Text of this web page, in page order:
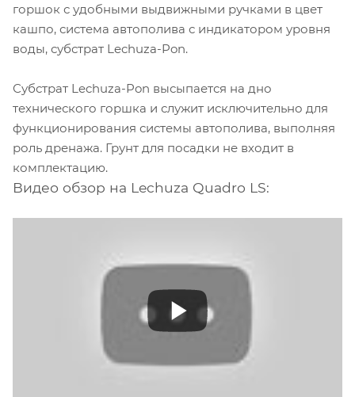
горшок с удобными выдвижными ручками в цвет
кашпо, система автополива с индикатором уровня
воды, субстрат Lechuza-Pon.
Субстрат Lechuza-Pon высыпается на дно
технического горшка и служит исключительно для
функционирования системы автополива, выполняя
роль дренажа. Грунт для посадки не входит в
комплектацию.
Видео обзор на Lechuza Quadro LS: